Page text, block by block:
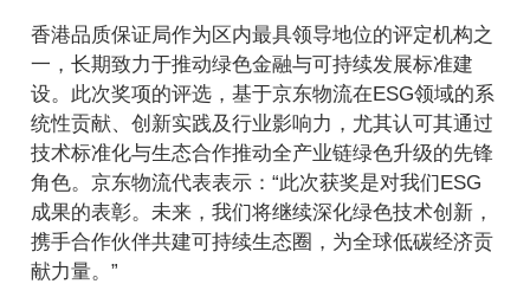
香港品质保证局作为区内最具领导地位的评定机构之
一，长期致力于推动绿色金融与可持续发展标准建
设。此次奖项的评选，基于京东物流在ESG领域的系
统性贡献、创新实践及行业影响力，尤其认可其通过
技术标准化与生态合作推动全产业链绿色升级的先锋
角色。京东物流代表表示：“此次获奖是对我们ESG
成果的表彰。未来，我们将继续深化绿色技术创新，
携手合作伙伴共建可持续生态圈，为全球低碳经济贡
献力量。”